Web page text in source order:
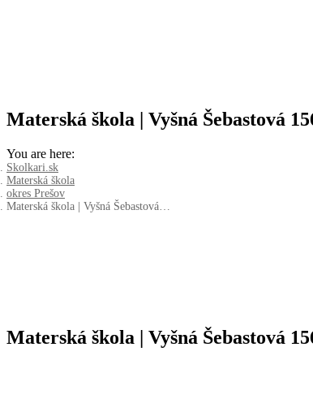
Materská škola | Vyšná Šebastová
You are here:
Skolkari.sk
Materská škola
okres Prešov
Materská škola | Vyšná Šebastová…
Materská škola | Vyšná Šebastová